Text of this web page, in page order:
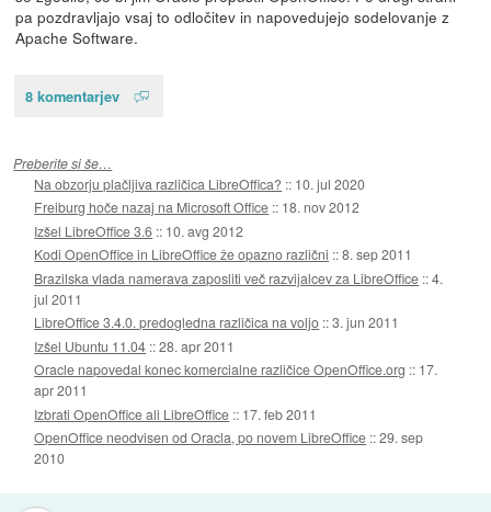
pa pozdravljajo vsaj to odločitev in napovedujejo sodelovanje z
Apache Software.
8 komentarjev
Preberite si še…
Na obzorju plačljiva različica LibreOffica? :: 10. jul 2020
Freiburg hoče nazaj na Microsoft Office :: 18. nov 2012
Izšel LibreOffice 3.6 :: 10. avg 2012
Kodi OpenOffice in LibreOffice že opazno različni ::8. sep 2011
Brazilska vlada namerava zaposliti več razvijalcev za LibreOffice ::4.
jul 2011
LibreOffice 3.4.0. predogledna različica na voljo ::3. jun 2011
Izšel Ubuntu 11.04 ::28. apr 2011
Oracle napovedal konec komercialne različice OpenOffice.org :: 17.
apr 2011
Izbrati OpenOffice ali LibreOffice :: 17. feb 2011
OpenOffice neodvisen od Oracla, po novem LibreOffice ::29. sep
2010